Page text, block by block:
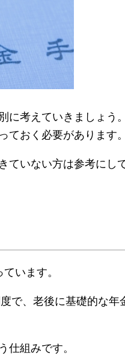
に考えていきましょう
おく必要があります。
ていない方は参考にし
います。
で、老後に基礎的な年
組みです。